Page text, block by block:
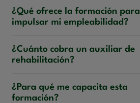
¿Qué ofrece la formación para
impulsar mi empleabilidad?
¿Cuánto cobra un auxiliar de
rehabilitación?
¿Para qué me capacita esta
formación?